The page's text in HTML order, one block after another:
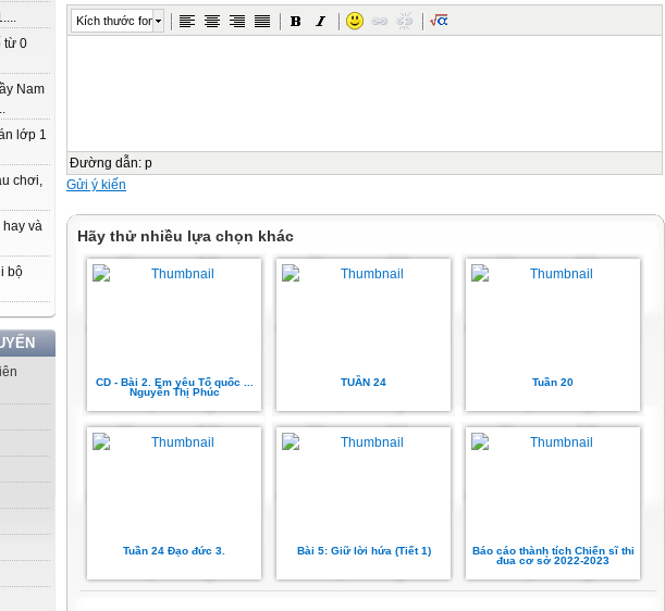
từ 0
Nam
lớp 1
chơi,
hay và
bộ
Kích thước font
Đường dẫn: p
Gửi ý kiến
Hãy thử nhiều lựa chọn khác
CD - Bài 2. Em yêu Tổ quốc ...
Nguyễn Thị Phúc
TUẦN 24 Tuần 20
Tuần 24 Đạo đức 3. Bài 5: Giữ lời hứa (Tiết 1)
Báo cáo thành tích Chiến sĩ thi
đua cơ sở 2022-2023